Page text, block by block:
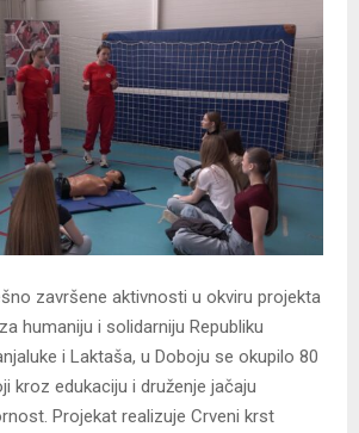
završene aktivnosti u okviru projekta
humaniju i solidarniju Republiku
i Laktaša, u Doboju se okupilo 80
kroz edukaciju i druženje jačaju
Projekat realizuje Crveni krst